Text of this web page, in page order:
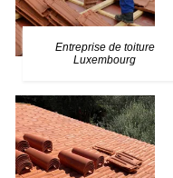
Entreprise de toiture
Luxembourg